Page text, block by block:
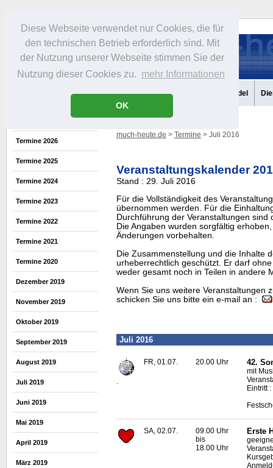
Diese Webseite verwendet nur Cookies, die für
den technischen Betrieb erforderlich sind. Mit
der Nutzung unserer Webseite stimmen Sie der
Nutzung dieser Cookies zu. mehr Informationen
OK
Portrait Infos Freizeit Gastronomie Handel
Termine 2026
Termine 2025
Termine 2024
Termine 2023
Termine 2022
Termine 2021
Termine 2020
Dezember 2019
November 2019
Oktober 2019
September 2019
August 2019
Juli 2019
Juni 2019
Mai 2019
April 2019
März 2019
much-heute.de > Termine > Juli 2016
Veranstaltungskalender
Stand : 29. Juli 2016
Für die Vollständigkeit des
übernommen werden. Für die
Durchführung der Veranstaltungen sind
Die Angaben wurden sorgfältig
Änderungen vorbehalten.
Die Zusammenstellung und die Inhalte
urheberrechtlich geschützt. Er darf
weder gesamt noch in Teilen in andere
Wenn Sie uns weitere Veranstaltungen
schicken Sie uns bitte ein e-mail an :
Juli 2016
FR, 01.07. 20.00 Uhr 42.
mit
Eintritt
SA, 02.07.
09.00 Uhr
bis
18.00 Uhr
Erste